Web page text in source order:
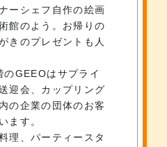
ーシェフ自作の絵画
館のよう。お帰りの
きのプレゼントも人
GEEOはサプライ
迎会、カップリング
の企業の団体のお客
ます。
理、パーティースタ